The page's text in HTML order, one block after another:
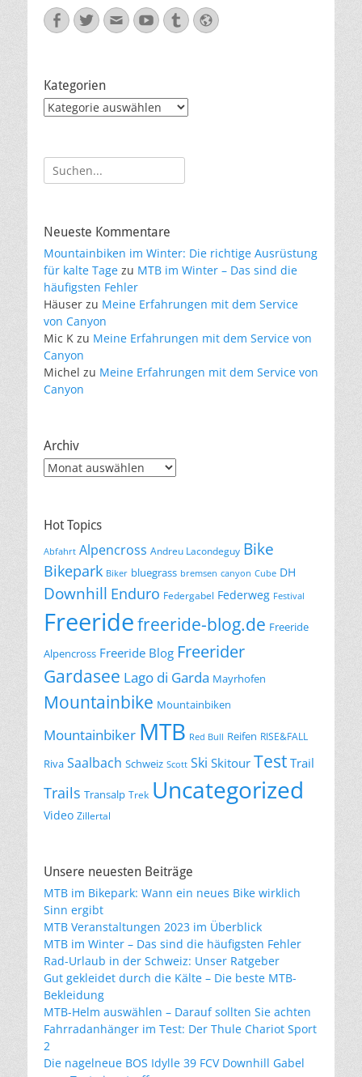
Facebook
Twitter
E-
Mail
YouTube
TumblrWebsite
Kategorien
Kategorien
Suche
nach:
Neueste Kommentare
Mountainbiken im Winter: Die richtige Ausrüstung
für kalte Tage zu MTB im Winter – Das sind die
häufigsten Fehler
Häuser zu Meine Erfahrungen mit dem Service
von Canyon
Mic K zu Meine Erfahrungen mit dem Service von
Canyon
Michel zu Meine Erfahrungen mit dem Service von
Canyon
Archiv
Archiv
Hot Topics
Abfahrt Alpencross Andreu Lacondeguy Bike
Bikepark Biker bluegrass bremsen canyon Cube DH
Downhill Enduro Federgabel Federweg Festival
Freeridefreeride-blog.de Freeride
Alpencross Freeride Blog Freerider
Gardasee Lago di Garda Mayrhofen
Mountainbike Mountainbiken
Mountainbiker MTB Red Bull Reifen RISE&FALL
Riva Saalbach Schweiz Scott Ski Skitour Test Trail
Trails Transalp Trek Uncategorized
Video Zillertal
Unsere neuesten Beiträge
MTB im Bikepark: Wann ein neues Bike wirklich
Sinn ergibt
MTB Veranstaltungen 2023 im Überblick
MTB im Winter – Das sind die häufigsten Fehler
Rad-Urlaub in der Schweiz: Unser Ratgeber
Gut gekleidet durch die Kälte – Die beste MTB-
Bekleidung
MTB-Helm auswählen – Darauf sollten Sie achten
Fahrradanhänger im Test: Der Thule Chariot Sport
2
Die nagelneue BOS Idylle 39 FCV Downhill Gabel